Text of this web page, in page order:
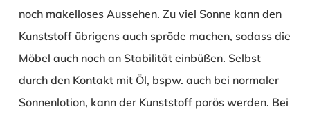
noch makelloses Aussehen. Zu viel Sonne kann den
Kunststoff übrigens auch spröde machen, sodass die
Möbel auch noch an Stabilität einbüßen. Selbst
durch den Kontakt mit Öl, bspw. auch bei normaler
Sonnenlotion, kann der Kunststoff porös werden. Bei